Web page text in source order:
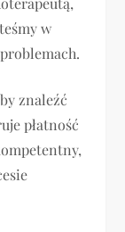
w
znaleźć
płatność